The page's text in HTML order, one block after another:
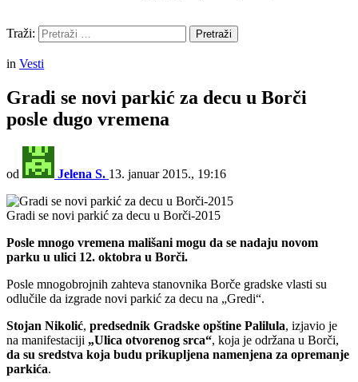
Traži:
Pretraži
in Vesti
Gradi se novi parkić za decu u Borči
posle dugo vremena
od Jelena S. 13. januar 2015., 19:16
Gradi se novi parkić za decu u Borči-2015
Posle mnogo vremena mališani mogu da se nadaju novom
parku u ulici 12. oktobra u Borči.
Posle mnogobrojnih zahteva stanovnika Borče gradske vlasti su
odlučile da izgrade novi parkić za decu na „Gredi“.
Stojan Nikolić, predsednik Gradske opštine Palilula, izjavio je
na manifestaciji „Ulica otvorenog srca“, koja je održana u Borči,
da su sredstva koja budu prikupljena namenjena za opremanje
parkića.